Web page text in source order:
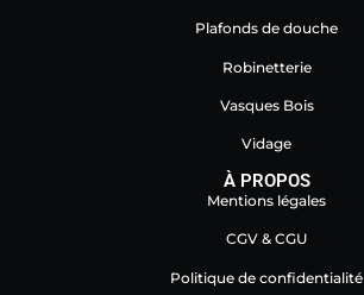
Plafonds de douche
Robinetterie
Vasques Bois
Vidage
À PROPOS
Mentions légales
CGV & CGU
Politique de confidentialité